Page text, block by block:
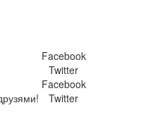
Facebook
Twitter
Facebook
Twitter